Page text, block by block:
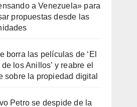
a Venezuela» para
propuestas desde las
borra las películas de ‘El
los Anillos’ y reabre el
sobre la propiedad digital
Petro se despide de la